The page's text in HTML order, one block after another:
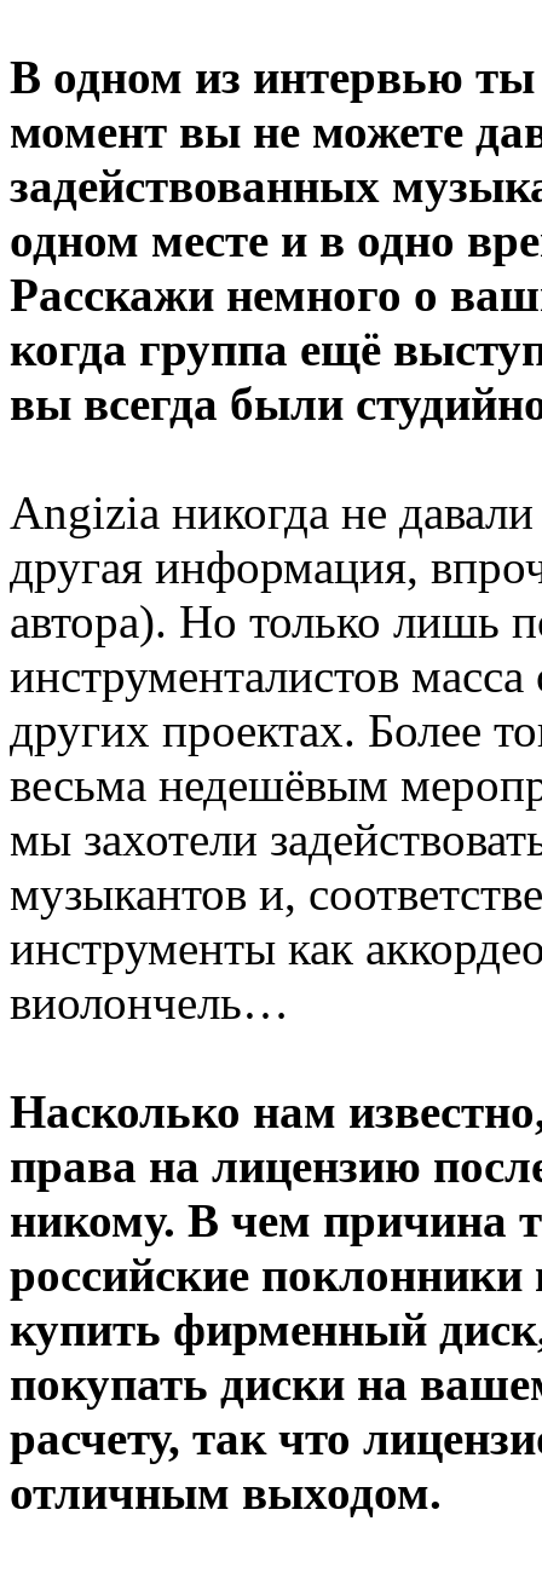
В одном из интервью
момент вы не можете
задействованных
одном месте и в одно
Расскажи немного о
когда группа ещё
вы всегда были
Angizia никогда не
другая информация,
автора). Но только лишь
инструменталистов
других проектах. Более
весьма недешёвым
мы захотели
музыкантов и,
инструменты как
виолончель…
Насколько нам
права на лицензию
никому. В чем причина
российские
купить фирменный
покупать диски на
расчету, так что
отличным выходом.